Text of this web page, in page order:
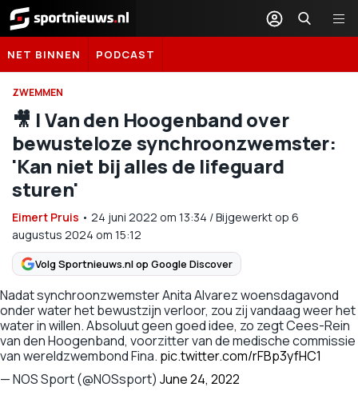
Sportnieuws.nl
NET BINNEN PODCAST
ZWEMMEN
🎥​ | Van den Hoogenband over
bewusteloze synchroonzwemster:
'Kan niet bij alles de lifeguard
sturen'
Eimert Pruis • 24 juni 2022 om 13:34 /Bijgewerkt op 6
augustus 2024 om 15:12
Volg Sportnieuws.nl op Google Discover
Nadat synchroonzwemster Anita Alvarez woensdagavond
onder water het bewustzijn verloor, zou zij vandaag weer het
water in willen. Absoluut geen goed idee, zo zegt Cees-Rein
van den Hoogenband, voorzitter van de medische commissie
van wereldzwembond Fina. pic.twitter.com/rFBp3yfHC1
— NOS Sport (@NOSsport) June 24, 2022